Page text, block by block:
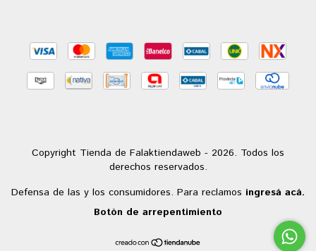
Copyright Tienda de Falaktiendaweb - 2026. Todos los
derechos reservados.
Defensa de las y los consumidores. Para reclamos ingresá acá.
Botón de arrepentimiento